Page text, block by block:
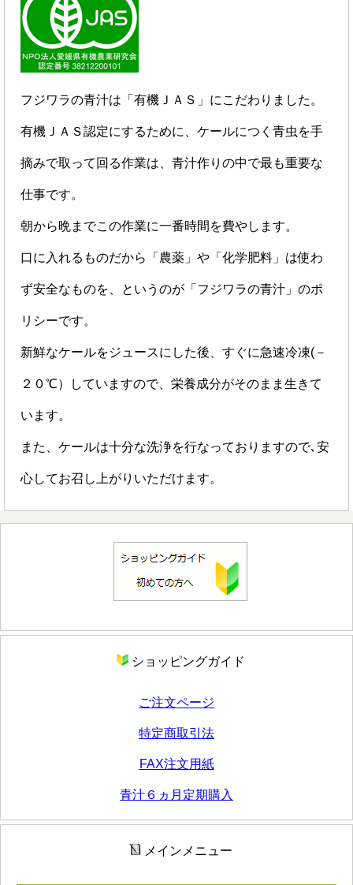
フジワラの青汁は「有機ＪＡＳ」にこだわりました。
有機ＪＡＳ認定にするために、ケールにつく青虫を手
摘みで取って回る作業は、青汁作りの中で最も重要な
仕事です。
朝から晩までこの作業に一番時間を費やします。
口に入れるものだから「農薬」や「化学肥料」は使わ
ず安全なものを、というのが「フジワラの青汁」のポ
リシーです。
新鮮なケールをジュースにした後、すぐに急速冷凍(－
２０℃）していますので、栄養成分がそのまま生きて
います。
また、ケールは十分な洗浄を行なっておりますので､安
心してお召し上がりいただけます。
ショッピングガイド
ご注文ページ
特定商取引法
FAX注文用紙
青汁６ヵ月定期購入
メインメニュー